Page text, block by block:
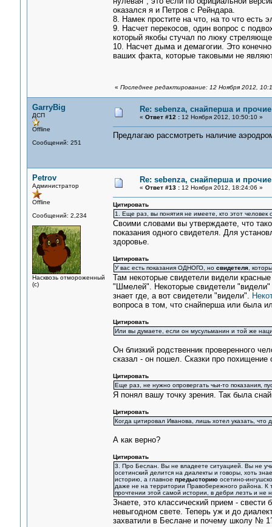
оказался я и Петров с Рейндара.
8. Намек простите на что, на то что есть
9. Насчет перекосов, один вопрос с
который якобы стучал по люку
10. Насчет дыма и демагогии. Это
ваших факта, которые таковыми не
« Последнее редактирование: 12 Ноября 2012,
GarryBig
ДСП
Offline
Сообщений: 251
Re: sebenza, снайперша и
« Ответ #12 :12 Ноября 2012, 10:50:10 »
Предлагаю рассмотреть наличие
Petrov
Администратор
Offline
Сообщений: 2,234
Насквозь отмороженный
(с)
Re: sebenza, снайперша и
« Ответ #13 :12 Ноября 2012, 18:24:06 »
Цитировать
1. Еще раз, вы понятия не имеете, кто этот человек
Своими словами вы утверждаете, что
показания одного свидетеля. Для
здоровье.
Цитировать
У вас есть показания ОДНОГО, но свидетеля,
Там некоторые свидетели видели
"Шмелей". Некоторые свидетели
знает где, а вот свидетели "видели".
вопроса в том, что снайперша или была
Цитировать
Или вы думаете, если он мусульманин и той же
Он близкий родственник проверенного
сказал - он пошел. Сказки про похищение
Цитировать
Еще раз, не нужно опровергать чьи-то показания,
Я понял вашу точку зрения. Так была
Цитировать
Когда цитировал Иванова, лишь хотел указать, что
А как верно?
Цитировать
3. Про Беслан. Вы не владеете ситуацией. Вы не
осетинский делится на диалекты и говоры, хоть
историю, а главное предысториюосетино-
даже не на территории Правобережного района. К
прочтении этой самой истории, в дебри лезть и не
Знаете, это классический прием - свести
невыгодном свете. Теперь уж и до
захватили в Беслане и почему школу №